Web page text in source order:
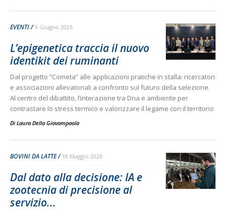
EVENTI 9 Giugno 2026
L’epigenetica traccia il nuovo
identikit dei ruminanti
Dal progetto “Cometa” alle applicazioni pratiche in stalla: ricercatori
e associazioni allevatoriali a confronto sul futuro della selezione.
Al centro del dibattito, l’interazione tra Dna e ambiente per
contrastare lo stress termico e valorizzare il legame con il territorio
Di Laura Della Giovampaola
BOVINI DA LATTE 18 Maggio 2026
Dal dato alla decisione: IA e
zootecnia di precisione al
servizio...